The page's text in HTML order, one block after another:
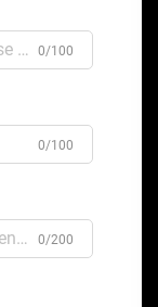
0/100
0/100
0/200